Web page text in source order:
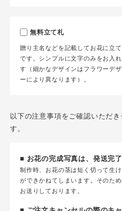
無料立て札
贈り主名などを記載してお花に立
です。シンプルに文字のみをお入れ
す（細かなデザインはフラワーデ
ーにより異なります）。
以下の注意事項をご確認いただ
す。
■ お花の完成写真は、発送完
制作時、お花の茎は短く切って生
ができかねてしまいます。そのた
お送りしております。